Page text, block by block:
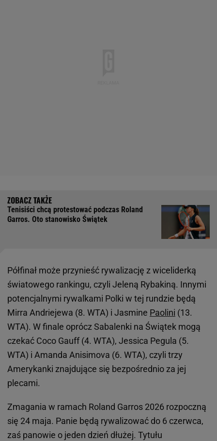
Tenisiści chcą protestować podczas Roland
Garros. Oto stanowisko Świątek
Półfinał może przynieść rywalizację z wiceliderką
światowego rankingu, czyli Jeleną Rybakiną. Innymi
potencjalnymi rywalkami Polki w tej rundzie będą
Mirra Andriejewa (8. WTA) i Jasmine Paolini (13.
WTA). W finale oprócz Sabalenki na Świątek mogą
czekać Coco Gauff (4. WTA), Jessica Pegula (5.
WTA) i Amanda Anisimova (6. WTA), czyli trzy
Amerykanki znajdujące się bezpośrednio za jej
plecami.
Zmagania w ramach Roland Garros 2026 rozpoczną
się 24 maja. Panie będą rywalizować do 6 czerwca,
zaś panowie o jeden dzień dłużej. Tytułu